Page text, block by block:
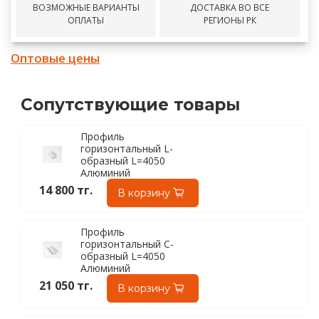
ВОЗМОЖНЫЕ ВАРИАНТЫ
ОПЛАТЫ
ДОСТАВКА ВО ВСЕ
РЕГИОНЫ РК
Оптовые цены
Сопутствующие товары
Профиль
горизонтальный L-
образный L=4050
Алюминий
14 800 тг. В корзину
Профиль
горизонтальный С-
образный L=4050
Алюминий
21 050 тг. В корзину